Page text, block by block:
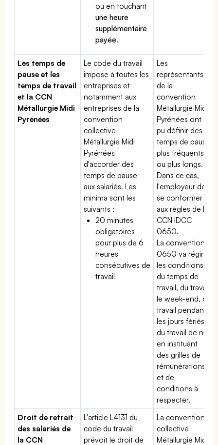
ou en touchant
une heure
supplémentaire
payée.
Les temps de
pause et les
temps de travail
et la CCN
Métallurgie Midi
Pyrénées
Le code du travail
impose à toutes les
entreprises et
notamment aux
entreprises de la
convention
collective
Métallurgie Midi
Pyrénées
d'accorder des
temps de pause
aux salariés. Les
minima sont les
suivants :
20 minutes
obligatoires
pour plus de 6
heures
consécutives de
travail
Les
représentants
de la
convention
Métallurgie Midi
Pyrénées ont
pu définir des
temps de pause
plus fréquents
ou plus longs.
Dans ce cas,
l'employeur doit
se conformer
aux règles de la
CCN IDCC
0650.
La convention
0650 va régir
les conditions
du temps de
travail, du travail
le week-end, du
travail pendant
les jours fériés,
du travail de nuit
en instituant
des grilles de
rémunérations
et de
conditions à
respecter.
Droit de retrait
des salariés de
la CCN
L'article L4131 du
code du travail
prévoit le droit de
La convention
collective
Métallurgie Midi